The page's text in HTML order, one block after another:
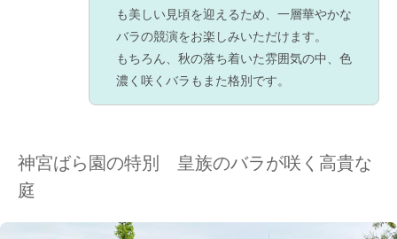
も美しい見頃を迎えるため、一層華やかな
バラの競演をお楽しみいただけます。
もちろん、秋の落ち着いた雰囲気の中、色
濃く咲くバラもまた格別です。
神宮ばら園の特別 皇族のバラが咲く高貴な
庭